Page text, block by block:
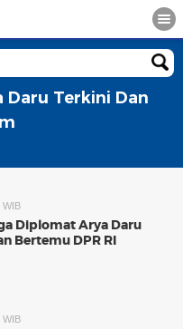
Daru Terkini Dan
WIB
Diplomat Arya Daru
Bertemu DPR RI
WIB